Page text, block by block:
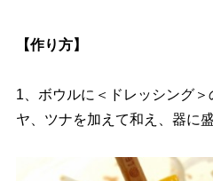
【作り方】
1、ボウルに＜ドレッシング
ヤ、ツナを加えて和え、器に盛